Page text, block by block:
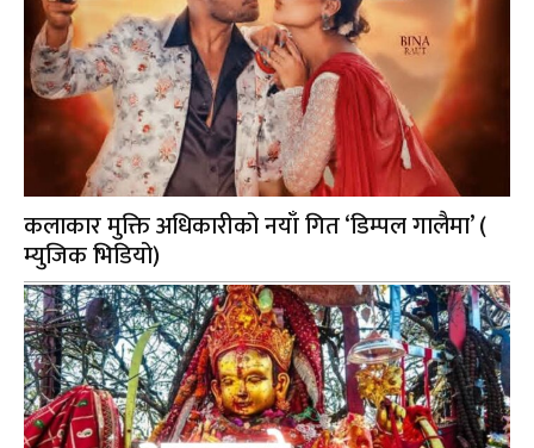
कलाकार मुक्ति अधिकारीको नयाँ गित ‘डिम्पल गालैमा’ (
म्युजिक भिडियो)